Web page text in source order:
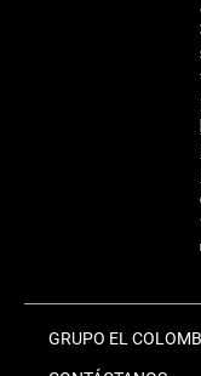
GRUPO EL